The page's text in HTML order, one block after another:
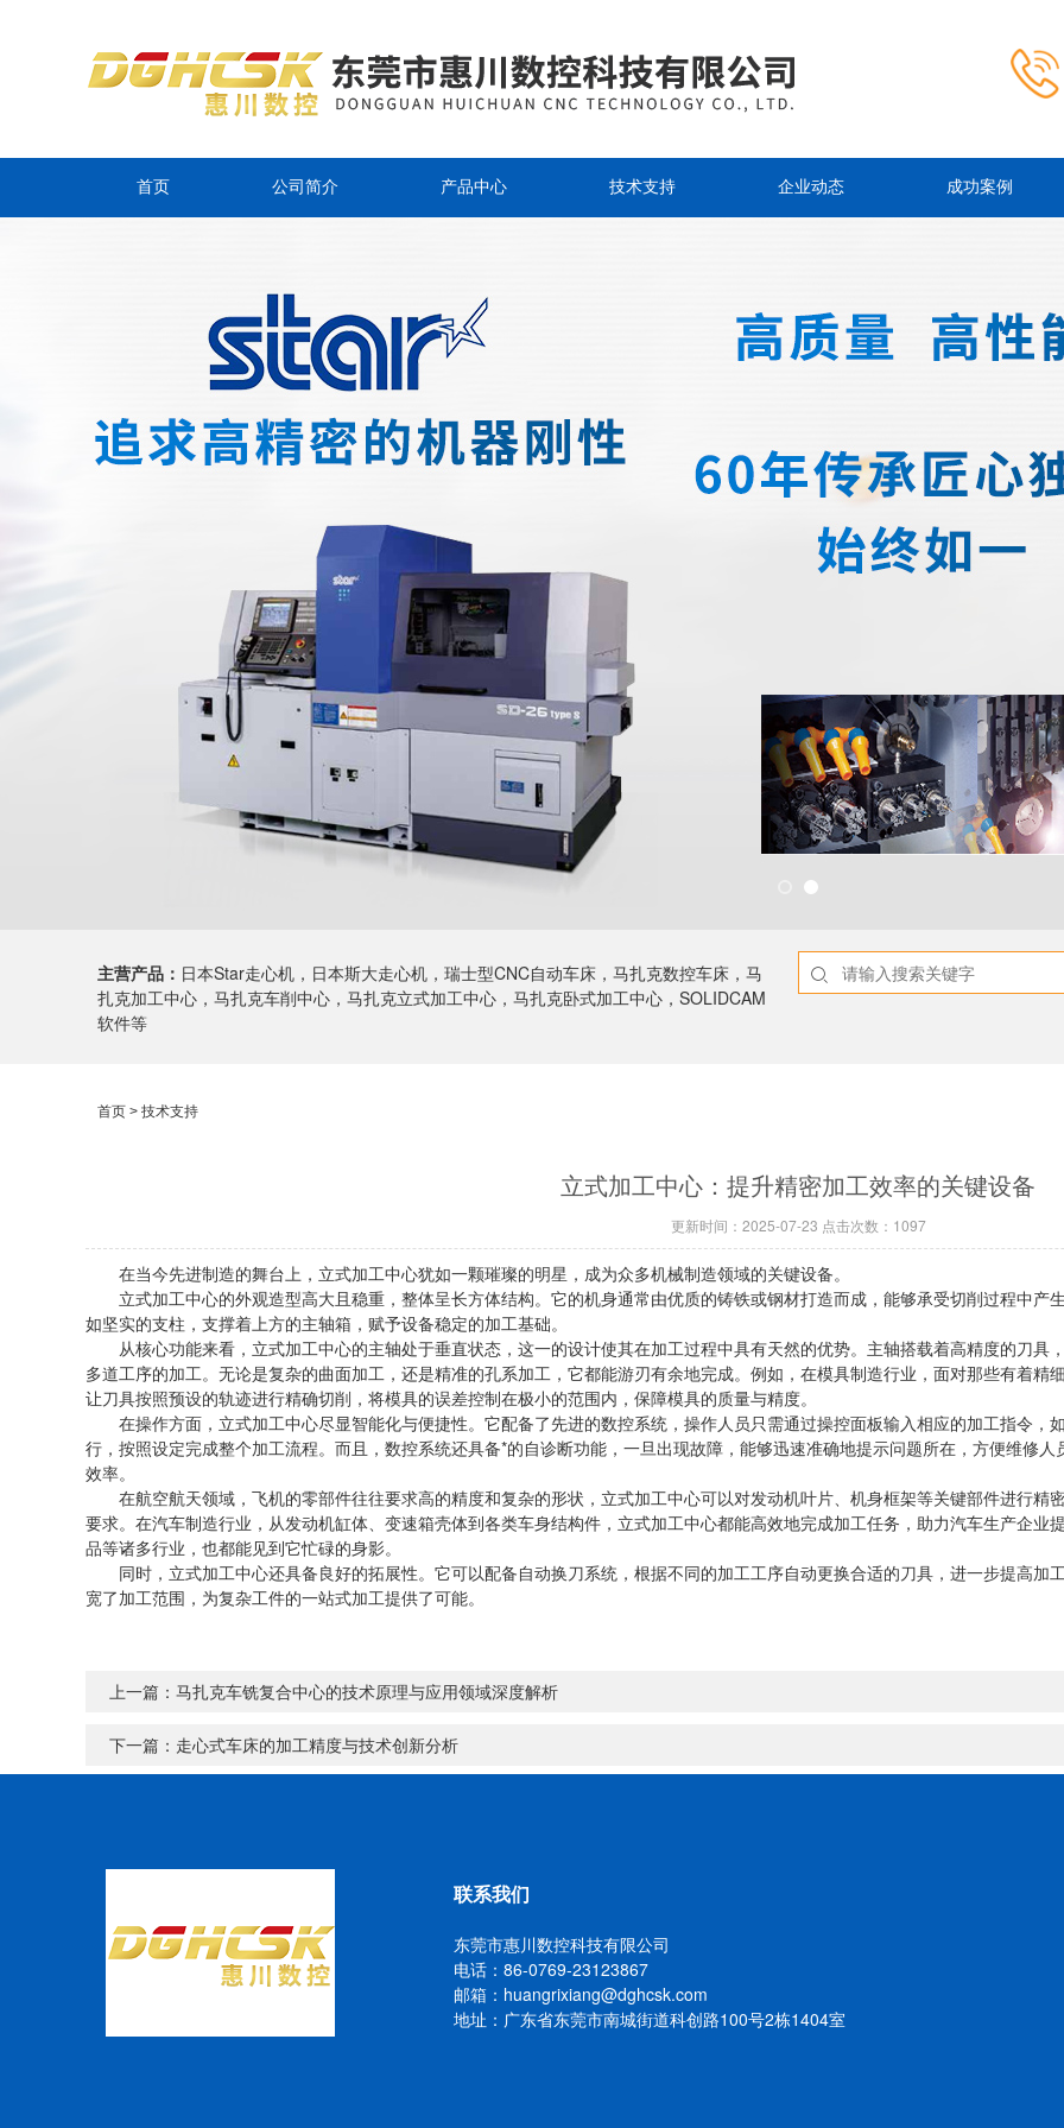
首页 公司简介 产品中心 技术支持 企业动态 成功案例
主营产品： 日本Star走心机，日本斯大走心机，瑞士型CNC自动车床，马扎克数控车床，马
扎克加工中心，马扎克车削中心，马扎克立式加工中心，马扎克卧式加工中心，SOLIDCAM
软件等
首页 > 技术支持
立式加工中心：提升精密加工效率的关键设备
更新时间：2025-07-23 点击次数：1097
在当今先进制造的舞台上，立式加工中心犹如一颗璀璨的明星，成为众多机械制造领域的关键设备。
立式加工中心的外观造型高大且稳重，整体呈长方体结构。它的机身通常由优质的铸铁或钢材打造而成，能够承受切削过程中产
如坚实的支柱，支撑着上方的主轴箱，赋予设备稳定的加工基础。
从核心功能来看，立式加工中心的主轴处于垂直状态，这一的设计使其在加工过程中具有天然的优势。主轴搭载着高精度的刀具
多道工序的加工。无论是复杂的曲面加工，还是精准的孔系加工，它都能游刃有余地完成。例如，在模具制造行业，面对那些有着
让刀具按照预设的轨迹进行精确切削，将模具的误差控制在极小的范围内，保障模具的质量与精度。
在操作方面，立式加工中心尽显智能化与便捷性。它配备了先进的数控系统，操作人员只需通过操控面板输入相应的加工指令，
行，按照设定完成整个加工流程。而且，数控系统还具备*的自诊断功能，一旦出现故障，能够迅速准确地提示问题所在，方便维修
效率。
在航空航天领域，飞机的零部件往往要求高的精度和复杂的形状，立式加工中心可以对发动机叶片、机身框架等关键部件进行精
要求。在汽车制造行业，从发动机缸体、变速箱壳体到各类车身结构件，立式加工中心都能高效地完成加工任务，助力汽车生产企
品等诸多行业，也都能见到它忙碌的身影。
同时，立式加工中心还具备良好的拓展性。它可以配备自动换刀系统，根据不同的加工工序自动更换合适的刀具，进一步提高加
宽了加工范围，为复杂工件的一站式加工提供了可能。
上一篇： 马扎克车铣复合中心的技术原理与应用领域深度解析
下一篇： 走心式车床的加工精度与技术创新分析
联系我们
东莞市惠川数控科技有限公司
电话：86-0769-23123867
邮箱：huangrixiang@dghcsk.com
地址：广东省东莞市南城街道科创路100号2栋1404室